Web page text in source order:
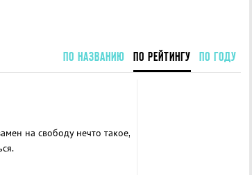
ПО НАЗВАНИЮ ПО РЕЙТИНГУ ПО ГОДУ
на свободу нечто такое,